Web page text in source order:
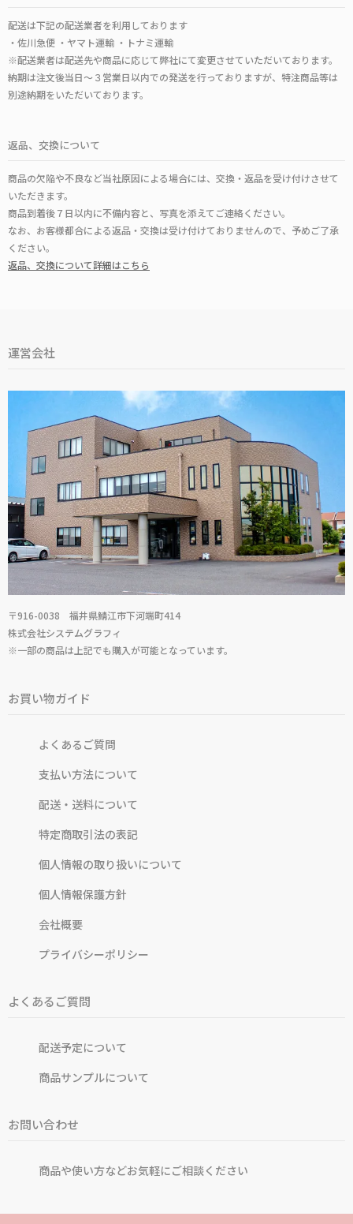
配送は下記の配送業者を利用しております
・佐川急便 ・ヤマト運輸 ・トナミ運輸
※配送業者は配送先や商品に応じて弊社にて変更させていただいております。
納期は注文後当日～３営業日以内での発送を行っておりますが、特注商品等は
別途納期をいただいております。
返品、交換について
商品の欠陥や不良など当社原因による場合には、交換・返品を受け付けさせて
いただきます。
商品到着後７日以内に不備内容と、写真を添えてご連絡ください。
なお、お客様都合による返品・交換は受け付けておりませんので、予めご了承
ください。
返品、交換について詳細はこちら
運営会社
〒916-0038 福井県鯖江市下河端町414
株式会社システムグラフィ
※一部の商品は上記でも購入が可能となっています。
お買い物ガイド
よくあるご質問
支払い方法について
配送・送料について
特定商取引法の表記
個人情報の取り扱いについて
個人情報保護方針
会社概要
プライバシーポリシー
よくあるご質問
配送予定について
商品サンプルについて
お問い合わせ
商品や使い方などお気軽にご相談ください